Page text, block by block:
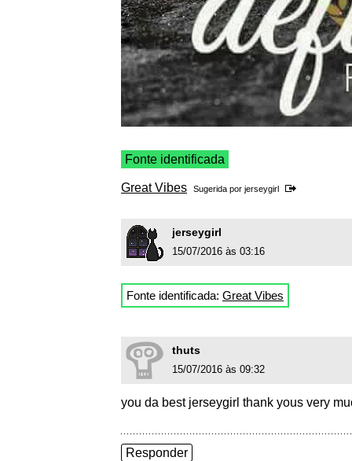
Fonte identificada
Great Vibes Sugerida por jerseygirl
jerseygirl
15/07/2016 às 03:16
Fonte identificada: Great Vibes
thuts
15/07/2016 às 09:32
you da best jerseygirl thank yous very
Responder